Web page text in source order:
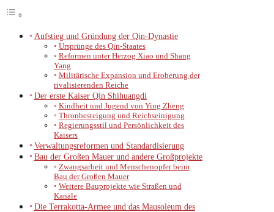
Aufstieg und Gründung der Qin-Dynastie
Ursprünge des Qin-Staates
Reformen unter Herzog Xiao und Shang
Yang
Militärische Expansion und Eroberung der
rivalisierenden Reiche
Der erste Kaiser Qin Shihuangdi
Kindheit und Jugend von Ying Zheng
Thronbesteigung und Reichseinigung
Regierungsstil und Persönlichkeit des
Kaisers
Verwaltungsreformen und Standardisierung
Bau der Großen Mauer und andere Großprojekte
Zwangsarbeit und Menschenopfer beim
Bau der Großen Mauer
Weitere Bauprojekte wie Straßen und
Kanäle
Die Terrakotta-Armee und das Mausoleum des